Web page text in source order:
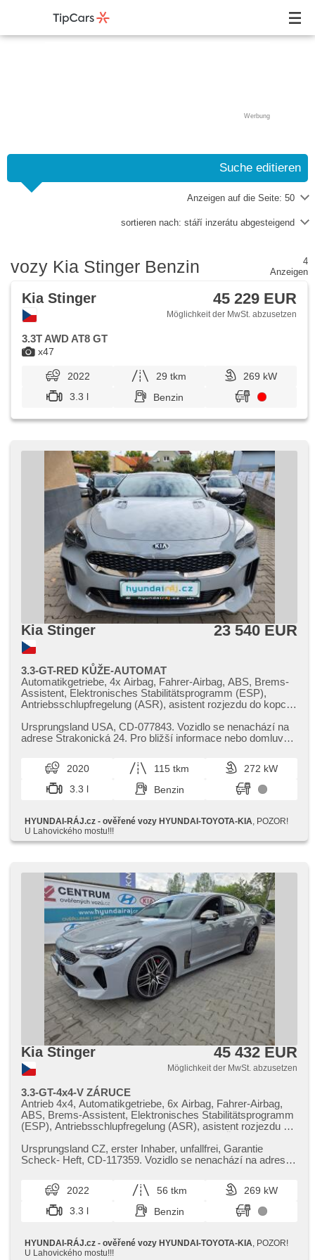
Werbung
Suche editieren
Anzeigen auf die Seite: 50
sortieren nach: stáří inzerátu abgesteigend
vozy Kia Stinger Benzin
4
Anzeigen
x47
Kia Stinger 45 229 EUR
Möglichkeit der MwSt. abzusetzen
3.3T AWD AT8 GT
2022 29 tkm
269 kW
3.3 l
Benzin
Kia Stinger 23 540 EUR
3.3-GT-RED KŮŽE-AUTOMAT
Automatikgetriebe, 4x Airbag, Fahrer-Airbag, ABS, Brems-
Assistent, Elektronisches Stabilitätsprogramm (ESP),
Antriebsschlupfregelung (ASR), asistent rozjezdu do kopce
Zonen Klimaanlage, Klimaautomatik, Adaptive
Geschwindigkeitsregelung, Tempomat, Alufelgen,
Navigation, parkovací senzory přední, parkovací senzory
zadní, Fahrkamera, bezklíčové startování, bezklíčové
odemykání, Lichtsensor, Scheibenwischersensor, Lenkrad
einstellbar, Multifunktionslenkrad, hands free, El.
Klappspiegel, El. Spiegel, Wegfahrsperre, Alarmanlage,
Zentralverriegelung mit Funkfernbedienung,
Zentralverriegelung, Ledersitze, isofix, beheizte Sitze,
System, USB, AUX, Autoradio, Außenthermometer, Teilbare
Rücksitzbank, Innenthermometer, Getönte Scheiben
Ursprungsland USA,​ CD​-077843. Vozidlo se nenachází na
adrese Strakonická 24. Pro bližší informace nebo domluvení
2020 115 tkm
272 kW
3.3 l
Benzin
HYUNDAI-RÁJ.cz - ověřené vozy HYUNDAI-TOYOTA-KIA , POZOR!
U Lahovického mostu!!!
Kia Stinger 45 432 EUR
Möglichkeit der MwSt. abzusetzen
3.3-GT-4x4-V ZÁRUCE
Antrieb 4x4, Automatikgetriebe, 6x Airbag, Fahrer-Airbag,
ABS, Brems-Assistent, Elektronisches Stabilitätsprogramm
(ESP), Antriebsschlupfregelung (ASR), asistent rozjezdu do
der Ermüdung des Fahrers, Servolenkung, 2-Zonen
Klimaanlage, Klimaautomatik, Adaptive
automatické přepínání dálkových světel, Alufelgen,
Bordcomputer, hlasové ovládání palubního počítače,
Navigation, head-up display, parkovací senzory přední,
parkovací senzory zadní, Parkassistent, Fahrkamera,
Scheibenwischersensor, Lenkrad einstellbar,
Multifunktionslenkrad, beheizte Lenkrad,
Ursprungsland CZ,​ erster Inhaber,​ unfallfrei,​ Garantie
Scheck​- Heft,​ CD​-117359. Vozidlo se nenachází na adrese
2022 56 tkm
269 kW
3.3 l
Benzin
HYUNDAI-RÁJ.cz - ověřené vozy HYUNDAI-TOYOTA-KIA , POZOR!
U Lahovického mostu!!!